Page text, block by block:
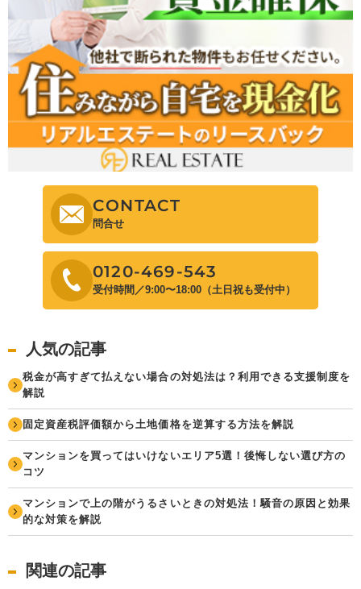
CONTACT
問合せ
0120-469-543
受付時間／9:00〜18:00（土日祝も受付中）
人気の記事
税金が高すぎて払えない場合の対処法は？利用できる支援制度を
解説
固定資産税評価額から土地価格を逆算する方法を解説
マンションを買ってはいけないエリア5選！後悔しない選び方の
コツ
マンションで上の階がうるさいときの対処法！騒音の原因と効果
的な対策を解説
関連の記事